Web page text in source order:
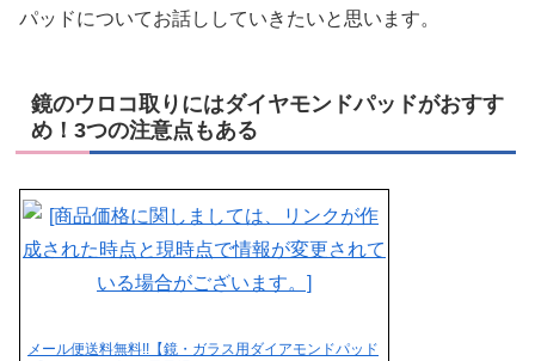
パッドについてお話ししていきたいと思います。
鏡のウロコ取りにはダイヤモンドパッドがおすす
め！3つの注意点もある
メール便送料無料!!【鏡・ガラス用ダイアモンドパッド